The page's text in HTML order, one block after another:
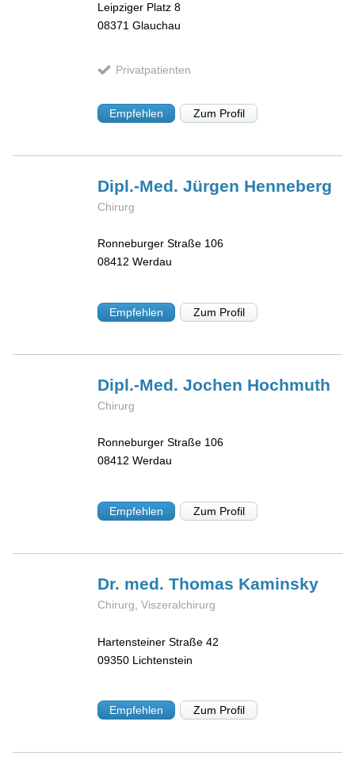
Leipziger Platz 8
08371 Glauchau
Privatpatienten
Empfehlen Zum Profil
Dipl.-Med. Jürgen Henneberg
Chirurg
Ronneburger Straße 106
08412 Werdau
Empfehlen Zum Profil
Dipl.-Med. Jochen Hochmuth
Chirurg
Ronneburger Straße 106
08412 Werdau
Empfehlen Zum Profil
Dr. med. Thomas Kaminsky
Chirurg, Viszeralchirurg
Hartensteiner Straße 42
09350 Lichtenstein
Empfehlen Zum Profil